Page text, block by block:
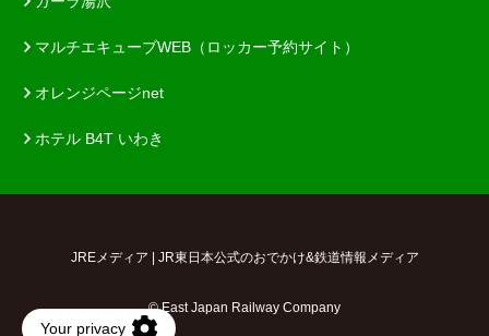
マルチエキューブWEB（ロッカー予約サイト）
オレンジページnet
ホテル B4T いわき
JREメディア | JR東日本公式のおでかけ&鉄道情報メディア
© East Japan Railway Company